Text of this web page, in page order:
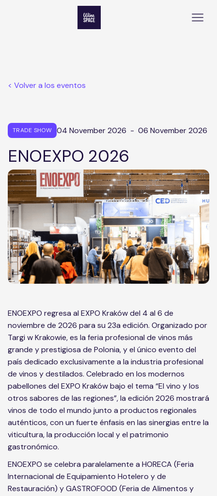
< Volver a los eventos
TRADE SHOW 04 November 2026 - 06 November 2026
ENOEXPO 2026
ENOEXPO regresa al EXPO Kraków del 4 al 6 de
noviembre de 2026 para su 23a edición. Organizado por
Targi w Krakowie, es la feria profesional de vinos más
grande y prestigiosa de Polonia, y el único evento del
país dedicado exclusivamente a la industria profesional
de vinos y destilados. Celebrado en los modernos
pabellones del EXPO Kraków bajo el tema “El vino y los
otros sabores de las regiones”, la edición 2026 mostrará
vinos de todo el mundo junto a productos regionales
auténticos, con un fuerte énfasis en las sinergias entre la
viticultura, la producción local y el patrimonio
gastronómico.
ENOEXPO se celebra paralelamente a HORECA (Feria
Internacional de Equipamiento Hotelero y de
Restauración) y GASTROFOOD (Feria de Alimentos y